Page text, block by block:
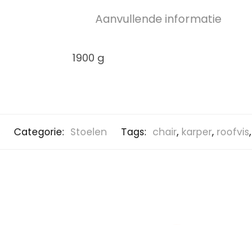
Aanvullende informatie
1900 g
Categorie: Stoelen Tags: chair, karper, roofvis,